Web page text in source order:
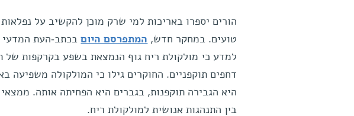
הורים יספרו באריכות למי שרק מוכן להקשיב על
טועים. במחקר חדש, המתפרסם היוםבכתב-העת המדעי
למדע כי מולקולת ריח גוף הנמצאת בשפע בקרקפות של
דחפים תוקפניים. החוקרים גילו כי המולקולה משפיעה
היא הגבירה תוקפנות, בגברים היא הפחיתה אותה.
בין התנהגות אנושית למולקולת ריח.